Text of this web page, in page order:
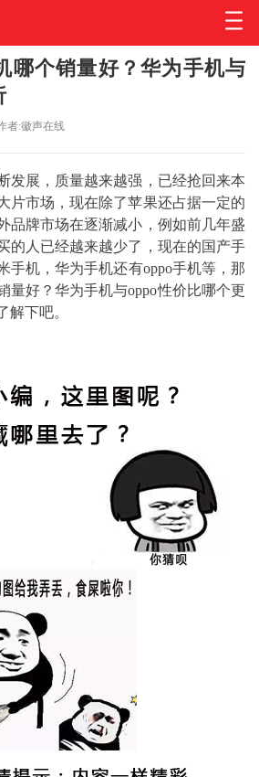
哪个销量好？华为手机与
者:徽声在线
发展，质量越来越强，已经抢回来本
片市场，现在除了苹果还占据一定的
品牌市场在逐渐减小，例如前几年盛
的人已经越来越少了，现在的国产手
手机，华为手机还有oppo手机等，那
量好？华为手机与oppo性价比哪个更
解下吧。